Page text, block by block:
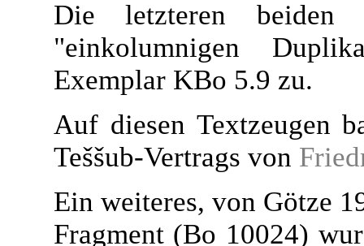
Die letzteren beiden
"einkolumnigen
Exemplar KBo 5.9 zu.
Auf diesen Textzeugen
Teššub-Vertrags von
Ein weiteres, von Götze
Fragment (Bo 10024)